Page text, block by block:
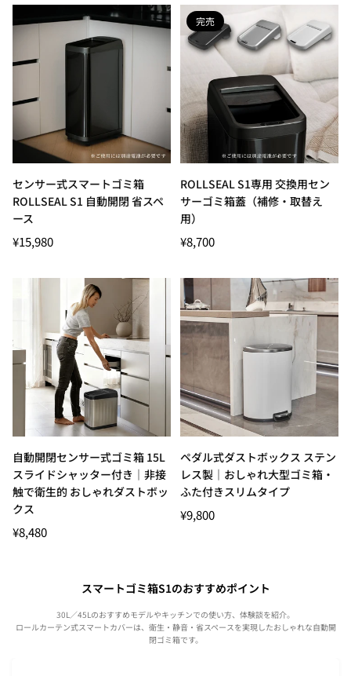
センサー式スマートゴミ箱
ROLLSEAL S1 自動開閉 省スペ
ース
¥15,980
完売
ROLLSEAL S1専用 交換用セン
サーゴミ箱蓋（補修・取替え
用）
通
格
¥8,700
自動開閉センサー式ゴミ箱 15L
スライドシャッター付き｜非接
触で衛生的 おしゃれダストボッ
クス
通
¥8,480
ペダル式ダストボックス ステン
レス製｜おしゃれ大型ゴミ箱・
ふた付きスリムタイプ
通
¥9,800
スマートゴミ箱S1のおすすめポイント
30L／45Lのおすすめモデルやキッチンでの使い方、体験談を紹介。
ロールカーテン式スマートカバーは、衛生・静音・省スペースを実現したおしゃれな自動開
閉ゴミ箱です。